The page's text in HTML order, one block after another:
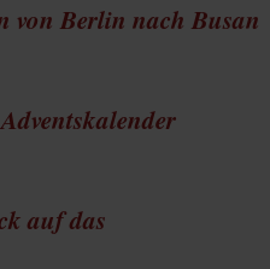
von Berlin nach Busan
auf das